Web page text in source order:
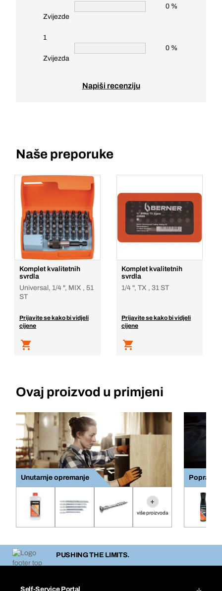
Zvijezde
0 %
1
Zvijezda
0 %
Napiši recenziju
Naše preporuke
Komplet kvalitetnih
svrdla
Universal, 1/4 ", MIX , 51
ST
Prijavite se kako bi vidjeli
cijene
Komplet kvalitetnih
svrdla
1/4 ", TX , 31 ST
Prijavite se kako bi vidjeli
cijene
Ovaj proizvod u primjeni
Unutarnje opremanje
+
više proizvoda
PUSHING THE LIMITS.
Self-Service Portal